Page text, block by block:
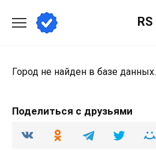
содержанию
RS
Город не найден в базе данных.
Поделиться с друзьями